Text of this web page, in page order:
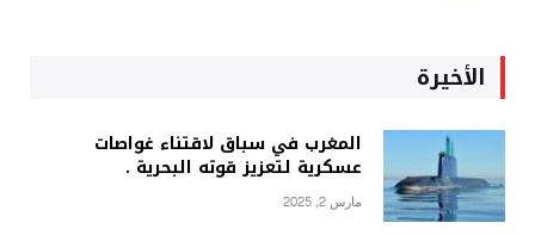
الأخيرة
المغرب في سباق لاقتناء غواصات
عسكرية لتعزيز قوته البحرية .
مارس 2, 2025